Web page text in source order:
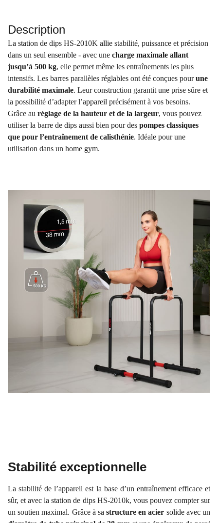
Description
La station de dips HS-2010K allie stabilité, puissance et précision
dans un seul ensemble - avec une charge maximale allant
jusqu’à 500 kg, elle permet même les entraînements les plus
intensifs. Les barres parallèles réglables ont été conçues pourune
durabilité maximale. Leur construction garantit une prise sûre et
la possibilité d’adapter l’appareil précisément à vos besoins.
Grâce au réglage de la hauteur et de la largeur, vous pouvez
utiliser la barre de dips aussi bien pour des pompes classiques
que pour l’entraînement de calisthénie. Idéale pour une
utilisation dans un home gym.
Stabilité exceptionnelle
La stabilité de l’appareil est la base d’un entraînement efficace et
sûr, et avec la station de dips HS-2010k, vous pouvez compter sur
un soutien maximal. Grâce à sastructure en acier solide avec un